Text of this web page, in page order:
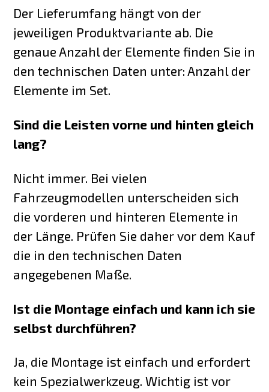
Der Lieferumfang hängt von der
jeweiligen Produktvariante ab. Die
genaue Anzahl der Elemente finden Sie in
den technischen Daten unter: Anzahl der
Elemente im Set.
Sind die Leisten vorne und hinten gleich
lang?
Nicht immer. Bei vielen
Fahrzeugmodellen unterscheiden sich
die vorderen und hinteren Elemente in
der Länge. Prüfen Sie daher vor dem Kauf
die in den technischen Daten
angegebenen Maße.
Ist die Montage einfach und kann ich sie
selbst durchführen?
Ja, die Montage ist einfach und erfordert
kein Spezialwerkzeug. Wichtig ist vor